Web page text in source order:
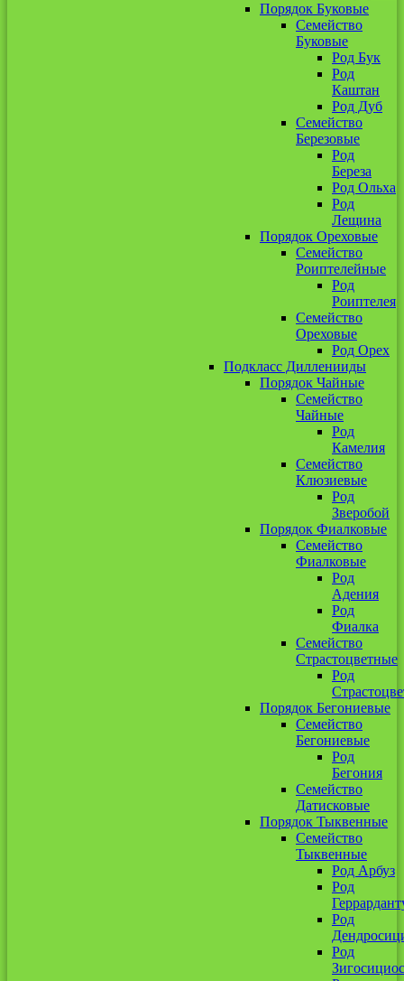
Порядок Буковые
Семейство
Буковые
Род Бук
Род
Каштан
Род Дуб
Семейство
Березовые
Род
Береза
Род Ольха
Род
Лещина
Порядок Ореховые
Семейство
Роиптелейные
Род
Роиптелея
Семейство
Ореховые
Род Орех
Подкласс Дилленииды
Порядок Чайные
Семейство
Чайные
Род
Камелия
Семейство
Клюзиевые
Род
Зверобой
Порядок Фиалковые
Семейство
Фиалковые
Род
Адения
Род
Фиалка
Семейство
Страстоцветные
Род
Порядок Бегониевые
Семейство
Бегониевые
Род
Бегония
Семейство
Датисковые
Порядок Тыквенные
Семейство
Тыквенные
Род Арбуз
Род
Род
Род
Зигосициос